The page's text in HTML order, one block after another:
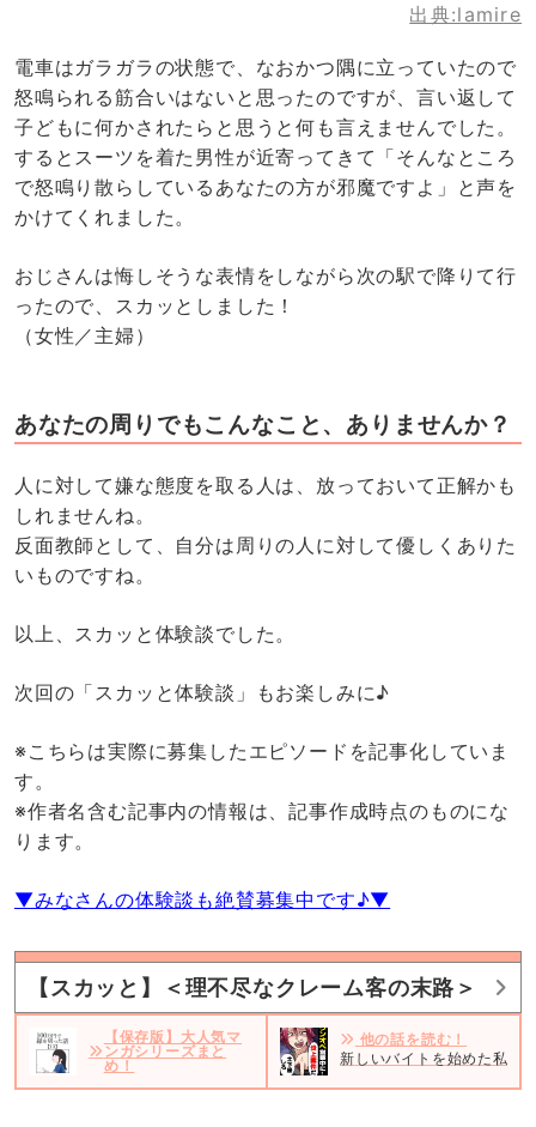
出典:lamire
電車はガラガラの状態で、なおかつ隅に立っていたので
怒鳴られる筋合いはないと思ったのですが、言い返して
子どもに何かされたらと思うと何も言えませんでした。
するとスーツを着た男性が近寄ってきて「そんなところ
で怒鳴り散らしているあなたの方が邪魔ですよ」と声を
かけてくれました。
おじさんは悔しそうな表情をしながら次の駅で降りて行
ったので、スカッとしました！
（女性／主婦）
あなたの周りでもこんなこと、ありませんか？
人に対して嫌な態度を取る人は、放っておいて正解かも
しれませんね。
反面教師として、自分は周りの人に対して優しくありた
いものですね。
以上、スカッと体験談でした。
次回の「スカッと体験談」もお楽しみに♪
※こちらは実際に募集したエピソードを記事化していま
す。
※作者名含む記事内の情報は、記事作成時点のものにな
ります。
▼みなさんの体験談も絶賛募集中です♪▼
【スカッと】＜理不尽なクレーム客の末路＞
【保存版】大人気マ
ンガシリーズまと
め！
他の話を読む！
新しいバイトを始めた私。